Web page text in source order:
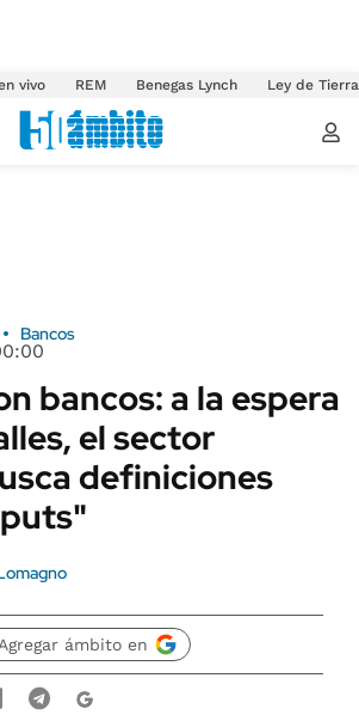
vivo REM Benegas Lynch Ley de
Bancos
bancos: a la espera
el sector
definiciones
ámbito en